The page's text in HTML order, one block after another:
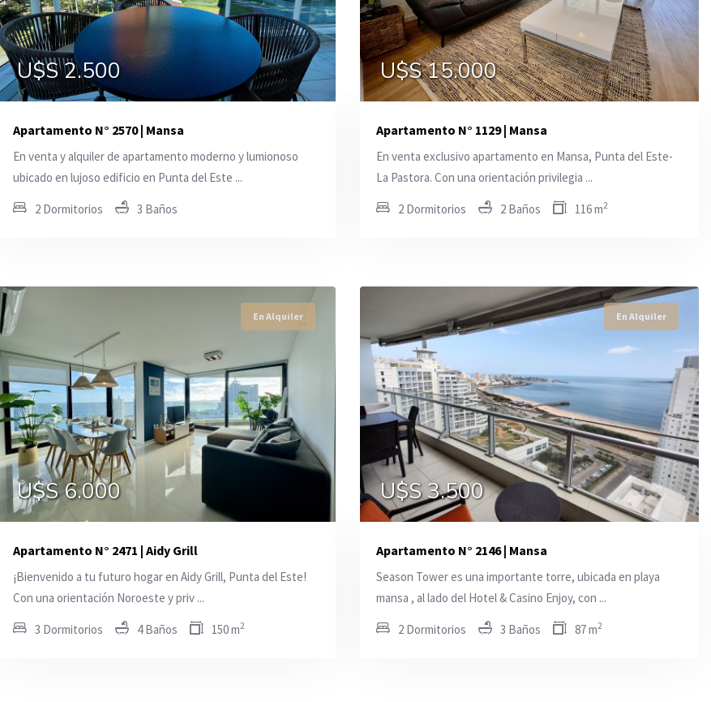
U$S 62.000 U$S 62.000
U$S 2.500 U$S 2.500
Apartamento N° 2570 | Mansa
En venta y alquiler de apartamento moderno y lumionoso
ubicado en lujoso edificio en Punta del Este ...
2 Dormitorios 3 Baños
U$S 15.000 U$S 15.000
Apartamento N° 1129 | Mansa
En venta exclusivo apartamento en Mansa, Punta del Este-
La Pastora. Con una orientación privilegia ...
2 Dormitorios 2 Baños 116 m2
En Alquiler
U$S 9.000
En Alquiler
U$S 9.000
En Alquiler
U$S 6.000
En Alquiler
U$S 6.000
Apartamento N° 2471 | Aidy Grill
¡Bienvenido a tu futuro hogar en Aidy Grill, Punta del Este!
Con una orientación Noroeste y priv ...
3 Dormitorios 4 Baños 150 m2
En Alquiler
U$S 3.500
En Alquiler
U$S 3.500
Apartamento N° 2146 | Mansa
Season Tower es una importante torre, ubicada en playa
mansa , al lado del Hotel & Casino Enjoy, con ...
2 Dormitorios 3 Baños 87 m2